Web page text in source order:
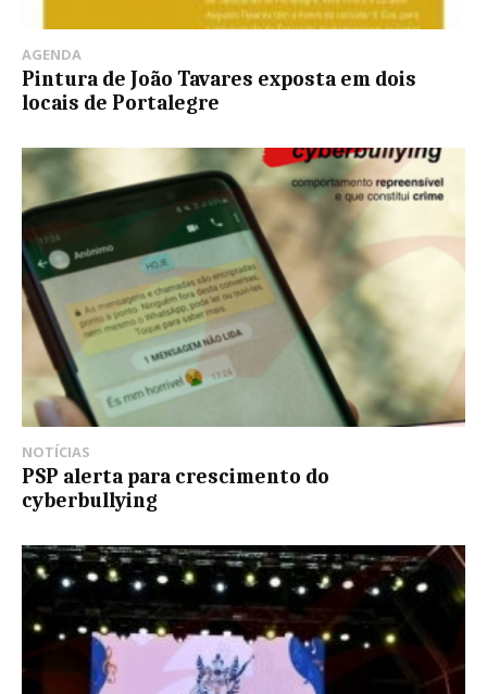
AGENDA
Pintura de João Tavares exposta em dois
locais de Portalegre
NOTÍCIAS
PSP alerta para crescimento do
cyberbullying